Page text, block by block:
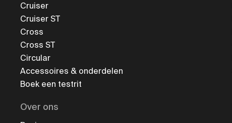
Cruiser
Cruiser ST
Cross
Cross ST
Circular
Accessoires & onderdelen
Boek een testrit
Over ons